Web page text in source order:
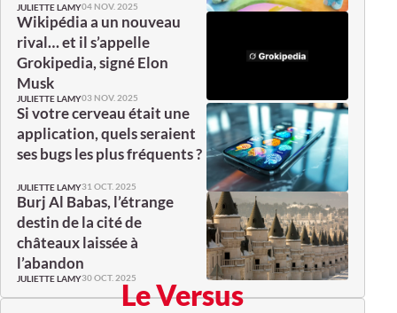
JULIETTE LAMY04 NOV. 2025
Wikipédia a un nouveau
rival… et il s’appelle
Grokipedia, signé Elon
Musk
JULIETTE LAMY03 NOV. 2025
Si votre cerveau était une
application, quels seraient
ses bugs les plus fréquents ?
JULIETTE LAMY31 OCT. 2025
Burj Al Babas, l’étrange
destin de la cité de
châteaux laissée à
l’abandon
JULIETTE LAMY30 OCT. 2025Le Versus